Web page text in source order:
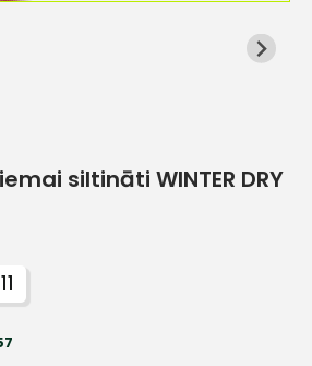
siltināti WINTER DRY
11